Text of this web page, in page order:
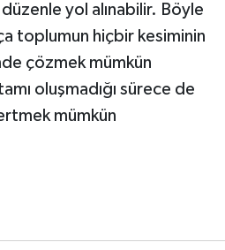
yol alınabilir. Böyle
toplumun hiçbir kesiminin
çözmek mümkün
oluşmadığı sürece de
mümkün